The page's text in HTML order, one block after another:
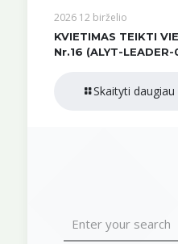
2026 12 birželio
KVIETIMAS TEIKTI
Nr.16 (ALYT-LEADER-
Skaityti daugiau